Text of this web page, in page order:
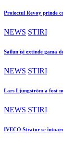
Proiectul Revoy prinde
NEWS STIRI
Sailun își extinde gama
NEWS STIRI
Lars Ljungström a fost
NEWS STIRI
IVECO Strator se